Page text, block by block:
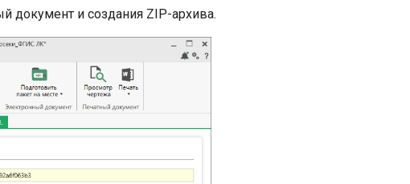
документ и создания ZIP-архива.